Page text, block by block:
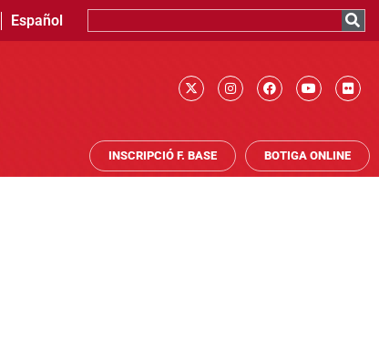
Español
INSCRIPCIÓ F. BASE BOTIGA ONLINE